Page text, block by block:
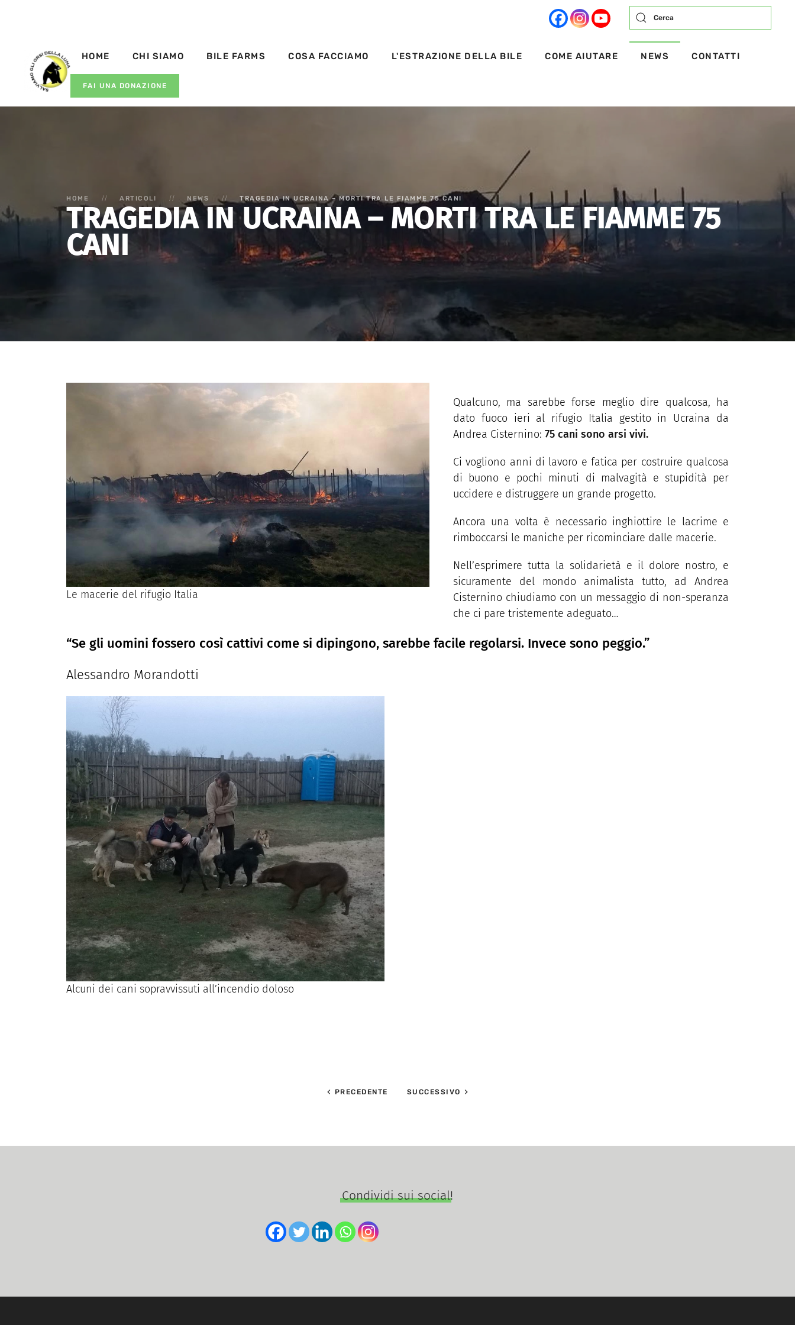
HOME CHI SIAMO BILE FARMS COSA FACCIAMO L'ESTRAZIONE DELLA BILE COME AIUTARE NEWS CONTATTI
FAI UNA DONAZIONE
HOME ARTICOLI NEWS TRAGEDIA IN UCRAINA – MORTI TRA LE FIAMME 75 CANI
TRAGEDIA IN UCRAINA – MORTI TRA LE FIAMME 75
CANI
Le macerie del rifugio Italia
Qualcuno, ma sarebbe forse meglio dire qualcosa, ha
dato fuoco ieri al rifugio Italia gestito in Ucraina da
Andrea Cisternino: 75 cani sono arsi vivi.
Ci vogliono anni di lavoro e fatica per costruire qualcosa
di buono e pochi minuti di malvagità e stupidità per
uccidere e distruggere un grande progetto.
Ancora una volta è necessario inghiottire le lacrime e
rimboccarsi le maniche per ricominciare dalle macerie.
Nell’esprimere tutta la solidarietà e il dolore nostro, e
sicuramente del mondo animalista tutto, ad Andrea
Cisternino chiudiamo con un messaggio di non-speranza
che ci pare tristemente adeguato…
“Se gli uomini fossero così cattivi come si dipingono, sarebbe facile regolarsi. Invece sono peggio.”
Alessandro Morandotti
Alcuni dei cani sopravvissuti all’incendio doloso
PRECEDENTE SUCCESSIVO
Condividi sui social!